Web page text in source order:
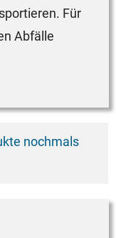
Für
Abfälle
nochmals